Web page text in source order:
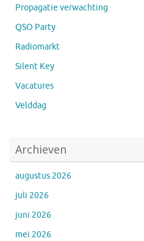
Propagatie verwachting
QSO Party
Radiomarkt
Silent Key
Vacatures
Velddag
Archieven
augustus 2026
juli 2026
juni 2026
mei 2026